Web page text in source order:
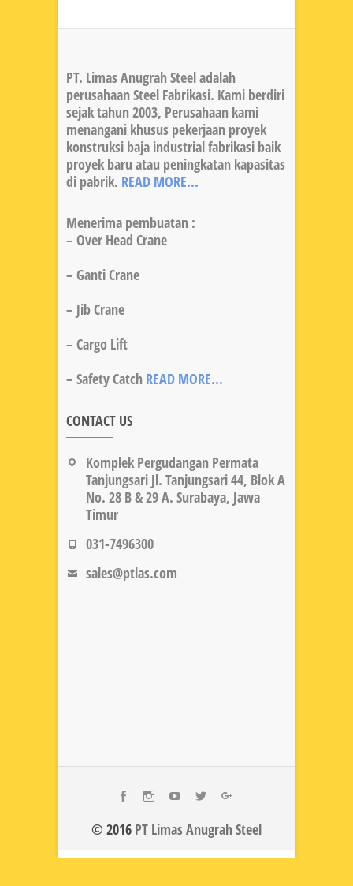
PT. Limas Anugrah Steel adalah
perusahaan Steel Fabrikasi. Kami berdiri
sejak tahun 2003, Perusahaan kami
menangani khusus pekerjaan proyek
konstruksi baja industrial fabrikasi baik
proyek baru atau peningkatan kapasitas
di pabrik. READ MORE...
Menerima pembuatan :
– Over Head Crane
– Ganti Crane
– Jib Crane
– Cargo Lift
– Safety Catch READ MORE...
CONTACT US
Komplek Pergudangan Permata
Tanjungsari Jl. Tanjungsari 44, Blok A
No. 28 B & 29 A. Surabaya, Jawa
Timur
031-7496300
sales@ptlas.com
ig youtube
twitt
© 2016 PT Limas Anugrah Steel